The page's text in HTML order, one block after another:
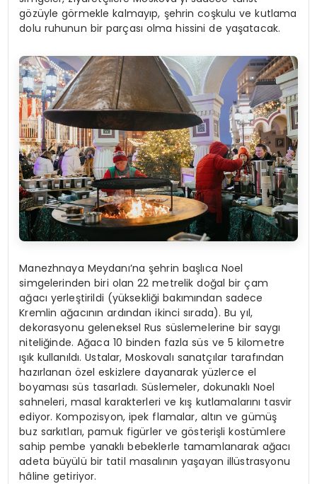
gözüyle görmekle kalmayıp, şehrin coşkulu ve kutlama
dolu ruhunun bir parçası olma hissini de yaşatacak.
Manezhnaya Meydanı’na şehrin başlıca Noel
simgelerinden biri olan 22 metrelik doğal bir çam
ağacı yerleştirildi (yüksekliği bakımından sadece
Kremlin ağacının ardından ikinci sırada). Bu yıl,
dekorasyonu geleneksel Rus süslemelerine bir saygı
niteliğinde. Ağaca 10 binden fazla süs ve 5 kilometre
ışık kullanıldı. Ustalar, Moskovalı sanatçılar tarafından
hazırlanan özel eskizlere dayanarak yüzlerce el
boyaması süs tasarladı. Süslemeler, dokunaklı Noel
sahneleri, masal karakterleri ve kış kutlamalarını tasvir
ediyor. Kompozisyon, ipek flamalar, altın ve gümüş
buz sarkıtları, pamuk figürler ve gösterişli kostümlere
sahip pembe yanaklı bebeklerle tamamlanarak ağacı
adeta büyülü bir tatil masalının yaşayan illüstrasyonu
hâline getiriyor.